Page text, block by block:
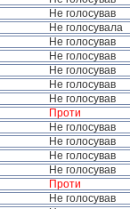
Не голосував
Не голосувала
Не голосував
Не голосував
Не голосував
Не голосував
Не голосував
Проти
Не голосував
Не голосував
Не голосував
Не голосував
Проти
Не голосував